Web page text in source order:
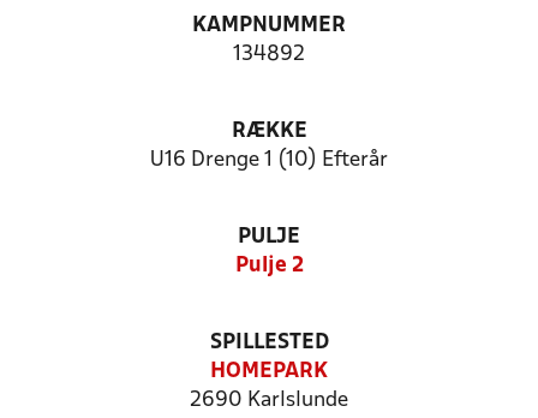
KAMPNUMMER
134892
RÆKKE
U16 Drenge 1 (10) Efterår
PULJE
Pulje 2
SPILLESTED
HOMEPARK
2690 Karlslunde